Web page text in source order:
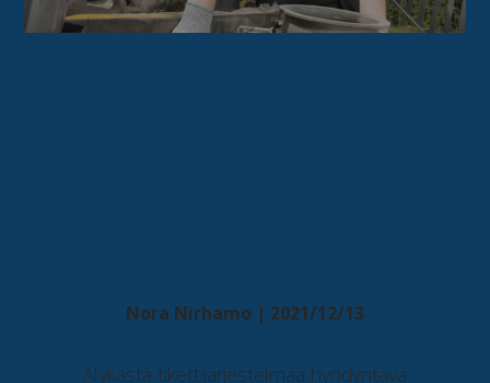
Nora Nirhamo | 2021/12/13
Älykästä tikettijärjestelmää hyödyntävä